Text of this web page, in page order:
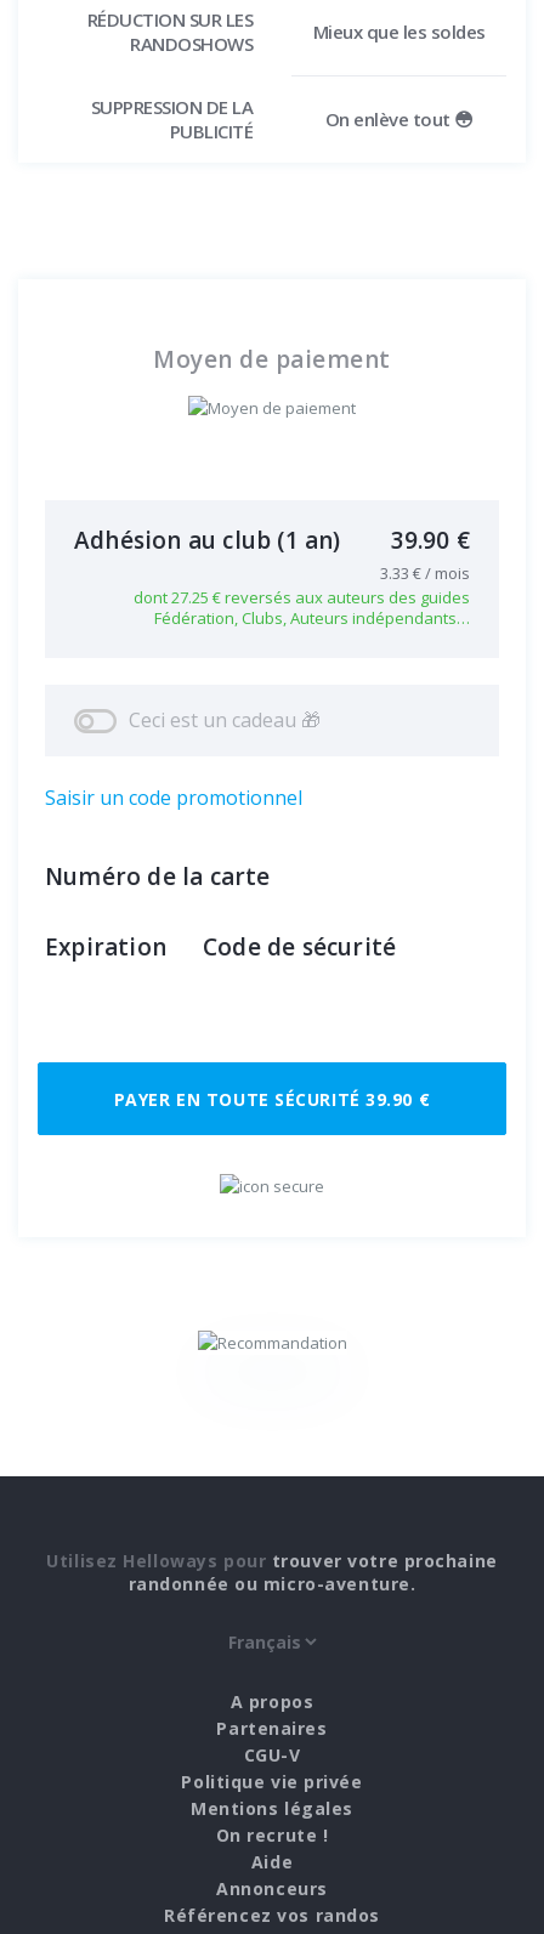
RÉDUCTION SUR LES
RANDOSHOWS
Mieux que les soldes
SUPPRESSION DE LA
PUBLICITÉ
On enlève tout 😳
Moyen de paiement
Adhésion au club (1 an) 39.90 €
3.33 € / mois
dont 27.25 € reversés aux auteurs des guides
Fédération, Clubs, Auteurs indépendants…
Ceci est un cadeau 🎁
Saisir un code promotionnel
Numéro de la carte
Expiration Code de sécurité
PAYER EN TOUTE SÉCURITÉ 39.90 €
Utilisez Helloways pour trouver votre prochaine
randonnée ou micro-aventure.
A propos
Partenaires
CGU-V
Politique vie privée
Mentions légales
On recrute !
Aide
Annonceurs
Référencez vos randos